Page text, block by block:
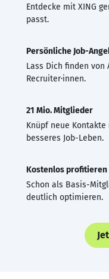
Entdecke mit XING
passt.
Persönliche Job-
Lass Dich finden von
Recruiter·innen.
21 Mio. Mitglieder
Knüpf neue
besseres Job-Leben.
Kostenlos profitieren
Schon als Basis-
deutlich optimieren.